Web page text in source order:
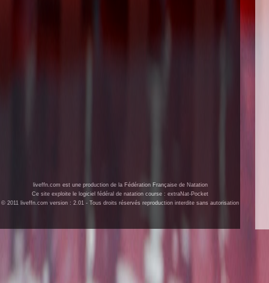
liveffn.com est une production de la Fédération Française de Natation
Ce site exploite le logiciel fédéral de natation course : extraNat-Pocket
© 2011 liveffn.com version : 2.01 - Tous droits réservés reproduction interdite sans autorisation